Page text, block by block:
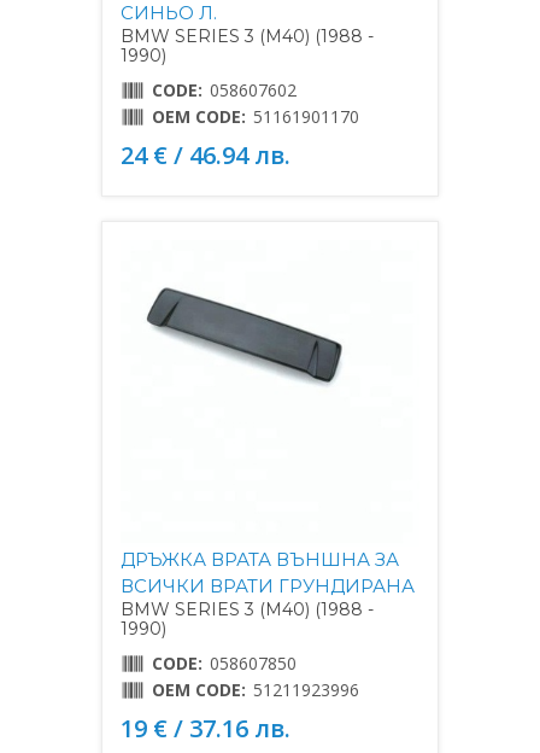
СИНЬО Л.
BMW SERIES 3 (M40) (1988 -
1990)
CODE: 058607602
OEM CODE: 51161901170
24 € / 46.94 лв.
ДРЪЖКА ВРАТА ВЪНШНА ЗА
ВСИЧКИ ВРАТИ ГРУНДИРАНА
BMW SERIES 3 (M40) (1988 -
1990)
CODE: 058607850
OEM CODE: 51211923996
19 € / 37.16 лв.